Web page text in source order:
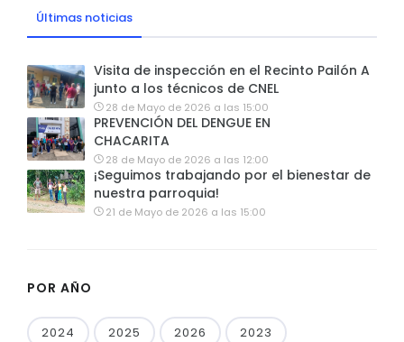
Últimas noticias
Visita de inspección en el Recinto Pailón A
junto a los técnicos de CNEL
28 de Mayo de 2026 a las 15:00
PREVENCIÓN DEL DENGUE EN
CHACARITA
28 de Mayo de 2026 a las 12:00
¡Seguimos trabajando por el bienestar de
nuestra parroquia!
21 de Mayo de 2026 a las 15:00
POR AÑO
2024 2025 2026 2023